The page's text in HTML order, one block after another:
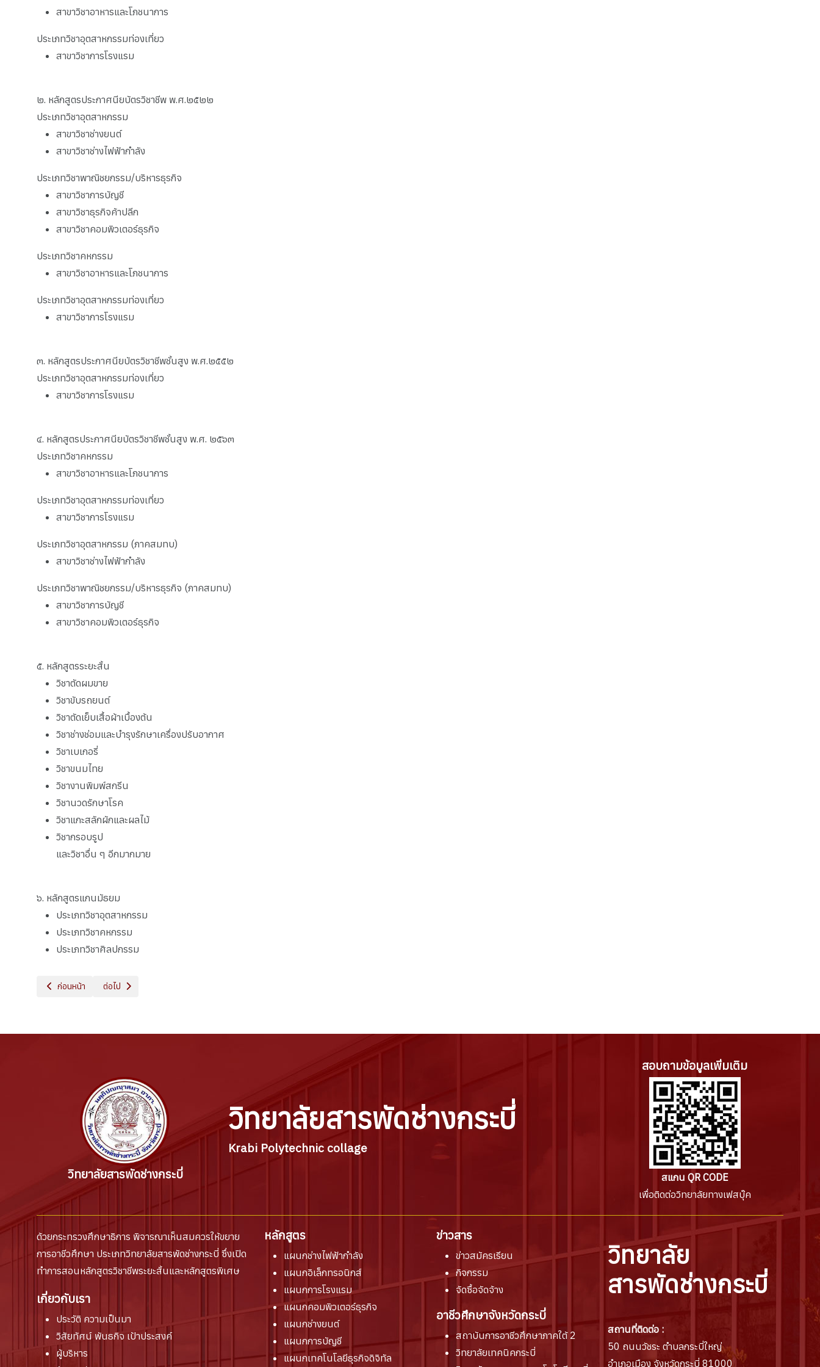
สาขาวิชาอาหารและโภชนาการ
ประเภทวิชาอุตสาหกรรมท่องเที่ยว
สาขาวิชาการโรงแรม
๒. หลักสูตรประกาศนียบัตรวิชาชีพ พ.ศ.๒๕๒๒
ประเภทวิชาอุตสาหกรรม
สาขาวิชาช่างยนต์
สาขาวิชาช่างไฟฟ้ากำลัง
ประเภทวิชาพาณิชยกรรม/บริหารธุรกิจ
สาขาวิชาการบัญชี
สาขาวิชาธุรกิจค้าปลีก
สาขาวิชาคอมพิวเตอร์ธุรกิจ
ประเภทวิชาคหกรรม
สาขาวิชาอาหารและโภชนาการ
ประเภทวิชาอุตสาหกรรมท่องเที่ยว
สาขาวิชาการโรงแรม
๓. หลักสูตรประกาศนียบัตรวิชาชีพชั้นสูง พ.ศ.๒๕๕๒
ประเภทวิชาอุตสาหกรรมท่องเที่ยว
สาขาวิชาการโรงแรม
๔. หลักสูตรประกาศนียบัตรวิชาชีพชั้นสูง พ.ศ. ๒๕๖๓
ประเภทวิชาคหกรรม
สาขาวิชาอาหารและโภชนาการ
ประเภทวิชาอุตสาหกรรมท่องเที่ยว
สาขาวิชาการโรงแรม
ประเภทวิชาอุตสาหกรรม (ภาคสมทบ)
สาขาวิชาช่างไฟฟ้ากำลัง
ประเภทวิชาพาณิชยกรรม/บริหารธุรกิจ (ภาคสมทบ)
สาขาวิชาการบัญชี
สาขาวิชาคอมพิวเตอร์ธุรกิจ
๕. หลักสูตรระยะสั้น
วิชาตัดผมขาย
วิชาขับรถยนต์
วิชาตัดเย็บเสื้อผ้าเบื้องต้น
วิชาช่างช่อมและบำรุงรักษาเครื่องปรับอากาศ
วิชาเบเกอรี่
วิชาขนมไทย
วิชางานพิมพ์สกรีน
วิชานวดรักษาโรค
วิชาแกะสลักผักและผลไม้
วิชากรอบรูป
และวิชาอื่น ๆ อีกมากมาย
๖. หลักสูตรแกนมัธยม
ประเภทวิชาอุตสาหกรรม
ประเภทวิชาคหกรรม
ประเภทวิชาศิลปกรรม
เนื้อหาก่อนหน้า: ข้อมูลนักเรียน
ก่อนหน้า เนื้อหาถัดไป: วิสัยทัศน์ พันธกิจ เป้าประสงค์
ต่อไป
วิทยาลัยสารพัดช่างกระบี่
วิทยาลัยสารพัดช่างกระบี่
Krabi Polytechnic collage
สอบถามข้อมูลเพิ่มเติม
สแกน QR CODE
เพื่อติดต่อวิทยาลัยทางเฟสบุ๊ค
ด้วยกระทรวงศึกษาธิการ พิจารณาเห็นสมควรให้ขยาย
การอาชีวศึกษา ประเภทวิทยาลัยสารพัดช่างกระบี่ ซึ่งเปิด
ทำการสอนหลักสูตรวิชาชีพระยะสั้นและหลักสูตรพิเศษ
เกี่ยวกับเรา
ประวัติ ความเป็นมา
วิสัยทัศน์ พันธกิจ เป้าประสงค์
ผู้บริหาร
หลักสูตร
แผนกช่างไฟฟ้ากำลัง
แผนกอิเล็กทรอนิกส์
แผนกการโรงแรม
แผนกคอมพิวเตอร์ธุรกิจ
แผนกช่างยนต์
แผนกการบัญชี
แผนกเทคโนโลยีธุรกิจดิจิทัล
ข่าวสาร
ข่าวสมัครเรียน
กิจกรรม
จัดซื้อจัดจ้าง
อาชีวศึกษาจังหวัดกระบี่
สถาบันการอาชีวศึกษาภาคใต้ 2
วิทยาลัยเทคนิคกระบี่
วิทยาลัย
สารพัดช่างกระบี่
สถานที่ติดต่อ :
50 ถนนวัชระ ตำบลกระบี่ใหญ่
อำเภอเมือง จังหวัดกระบี่ 81000